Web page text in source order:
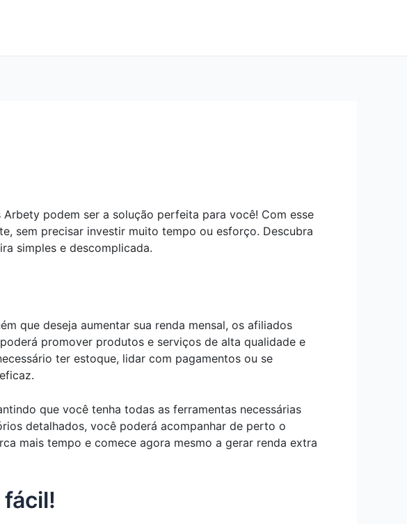
podem ser a solução perfeita para você! Com esse
sem precisar investir muito tempo ou esforço. Descubra
simples e descomplicada.
que deseja aumentar sua renda mensal, os afiliados
promover produtos e serviços de alta qualidade e
ter estoque, lidar com pagamentos ou se
que você tenha todas as ferramentas necessárias
detalhados, você poderá acompanhar de perto o
mais tempo e comece agora mesmo a gerar renda extra